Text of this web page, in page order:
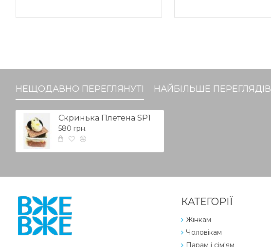
НЕЩОДАВНО ПЕРЕГЛЯНУТІ НАЙБІЛЬШЕ ПЕРЕГЛЯДІВ
Скринька Плетена SP1
580 грн.
КАТЕГОРІЇ
Жінкам
Чоловікам
Парам і сім'ям